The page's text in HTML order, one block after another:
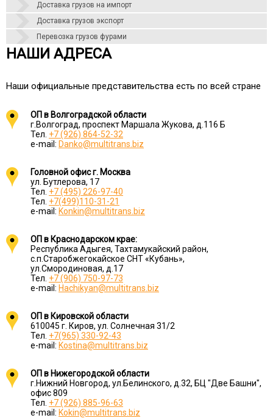
Доставка грузов на импорт
Доставка грузов экспорт
Перевозка грузов фурами
НАШИ АДРЕСА
Наши официальные представительства есть по всей стране
ОП в Волгоградской области
г.Волгоград, проспект Маршала Жукова, д.116 Б
Тел. +7 (926) 864-52-32
e-mail: Danko@multitrans.biz
Головной офис г. Москва
ул. Бутлерова, 17
Тел. +7 (495) 226-97-40
Тел. +7(499)110-31-21
e-mail: Konkin@multitrans.biz
ОП в Краснодарском крае:
Республика Адыгея, Тахтамукайский район,
с.п.Старобжегокайское СНТ «Кубань»,
ул.Смородиновая, д.17
Тел. +7 (906) 750-97-73
e-mail: Hachikyan@multitrans.biz
ОП в Кировской области
610045 г. Киров, ул. Солнечная 31/2
Тел. +7(965) 330-92-43
e-mail: Kostina@multitrans.biz
ОП в Нижегородской области
г.Нижний Новгород, ул.Белинского, д.32, БЦ "Две Башни",
офис 809
Тел. +7 (926) 885-96-63
e-mail: Kokin@multitrans.biz